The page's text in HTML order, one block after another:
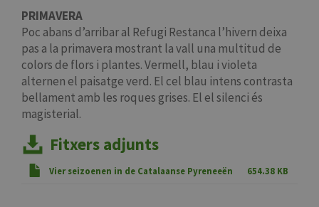
PRIMAVERA
Poc abans d’arribar al Refugi Restanca l’hivern deixa
pas a la primavera mostrant la vall una multitud de
colors de flors i plantes. Vermell, blau i violeta
alternen el paisatge verd. El cel blau intens contrasta
bellament amb les roques grises. El el silenci és
magisterial.
Fitxers adjunts
Vier seizoenen in de Catalaanse Pyreneeën 654.38 KB